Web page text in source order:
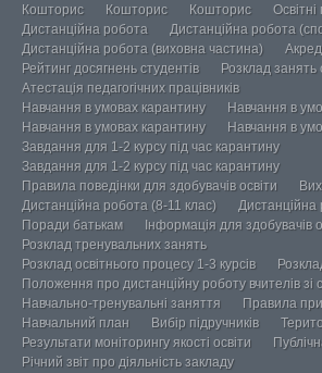
Кошторис
Кошторис Кошторис
Дистанційна робота
Дистанційна робота
Дистанційна робота (виховна частина)
Рейтинг досягнень студентів
Розклад занять
Атестація педагогічних працівників
Навчання в умовах карантину
Навчання в
Навчання в умовах карантину
Навчання в
Завдання для 1-2 курсу під час карантину
Завдання для 1-2 курсу під час карантину
Правила поведінки для здобувачів освіти
Дистанційна робота (8-11 клас)
Дистанційна
Поради батькам
Інформація для здобувачів
Розклад тренувальних занять
Розклад освітнього процесу 1-3 курсів
Положення про дистанційну роботу вчителів зі
Навчально-тренувальні заняття
Правила
Навчальний план
Вибір підручників
Результати моніторингу якості освіти
Річний звіт про діяльність закладу